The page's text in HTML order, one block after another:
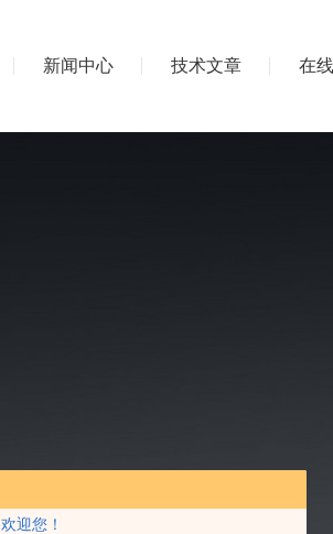
欢迎您！
新闻中心 技术文章 在